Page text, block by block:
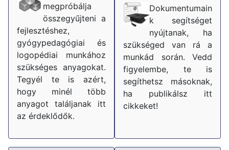
megpróbálja
összegyűjteni a
fejlesztéshez,
gyógypedagógiai és
logopédiai munkához
szükséges anyagokat.
Tegyél te is azért,
hogy minél több
anyagot találjanak itt
az érdeklődők.
Dokumentumain
k segítséget
nyújtanak, ha
szükséged van rá a
munkád során. Vedd
figyelembe, te is
segíthetsz másoknak,
ha publikálsz itt
cikkeket!